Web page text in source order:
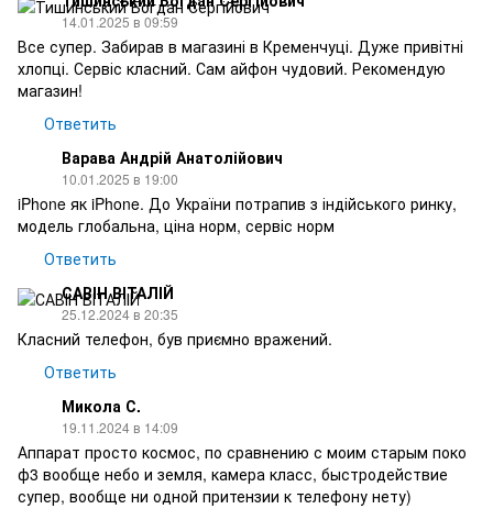
14.01.2025 в 09:59
Все супер. Забирав в магазині в Кременчуці. Дуже привітні
хлопці. Сервіс класний. Сам айфон чудовий. Рекомендую
магазин!
Ответить
Варава Андрій Анатолійович
10.01.2025 в 19:00
iPhone як iPhone. До України потрапив з індійського ринку,
модель глобальна, ціна норм, сервіс норм
Ответить
САВІН ВІТАЛІЙ
25.12.2024 в 20:35
Класний телефон, був приємно вражений.
Ответить
Микола С.
19.11.2024 в 14:09
Аппарат просто космос, по сравнению с моим старым поко
ф3 вообще небо и земля, камера класс, быстродействие
супер, вообще ни одной притензии к телефону нету)